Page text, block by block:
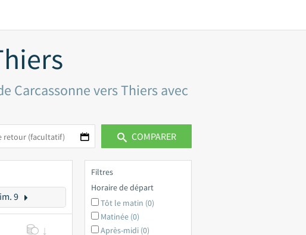
Carcassonne vers Thiers avec
COMPARER
9
Filtres
Horaire de départ
Tôt le matin (0)
Matinée (0)
Après-midi (0)